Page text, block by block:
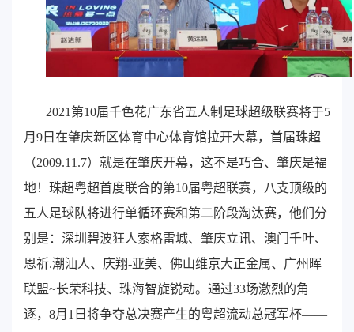
2021第10届千色花广东省五人制足球超级联赛将于5
月9日在肇庆新区体育中心体育馆拉开大幕，首届珠超
（2009.11.7）就是在肇庆开幕，这不是巧合、肇庆是福
地！珠超粤超首度联合的第10届粤超联赛，八支顶级的
五人足球队将进行单循环赛和第二阶段淘汰赛，他们分
别是：深圳碧波狂人索格雷城、肇庆立讯、澳门千叶、
恩祈.潮汕人、庆翔-亚美、佛山维京大正金属、广州晖
联盟~长荣科技、珠海智旋锐动。通过33场激烈的角
逐，8月1日将争夺总决赛产生的粤超流动总冠军杯——